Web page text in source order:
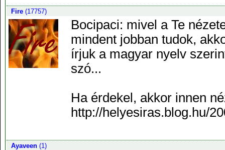
Fire(17757)
Bocipaci: mivel a Te
mindent jobban tudok,
írjuk a magyar nyelv
szó...
Ha érdekel, akkor innen
http://helyesiras.blog.hu/
Ayaveen(1)